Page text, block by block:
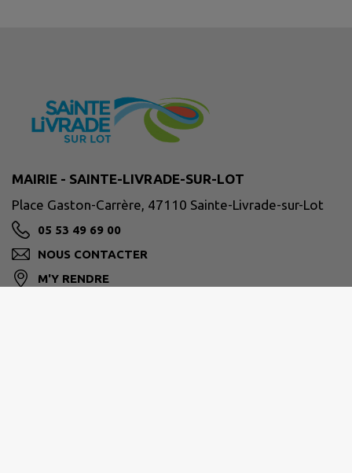
MAIRIE - SAINTE-LIVRADE-SUR-LOT
Place Gaston-Carrère, 47110 Sainte-Livrade-sur-Lot
05 53 49 69 00
NOUS CONTACTER
M'Y RENDRE